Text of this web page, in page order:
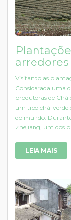
Visitando as
Considerada uma
produtoras de Chá
um tipo chá-verde
do mundo.
Zhèjiāng, um dos
LEIA MAIS